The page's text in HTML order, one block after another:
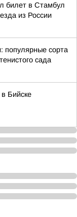
билет в Стамбул
из России
популярные сорта
сада
Бийске